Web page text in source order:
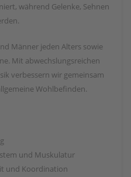
während Gelenke, Sehnen
Männer jeden Alters sowie
Mit abwechslungsreichen
verbessern wir gemeinsam
Wohlbefinden.
und Muskulatur
und Koordination